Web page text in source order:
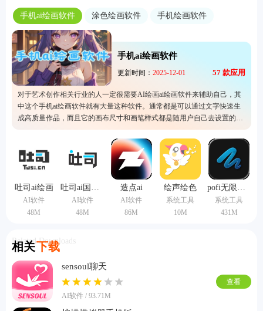
手机ai绘画软件 涂色绘画软件 手机绘画软件
手机ai绘画软件
更新时间： 2025-12-01 57 款应用
对于艺术创作相关行业的人一定很需要AI绘画ai绘画软件来辅助自己，其
中这个手机ai绘画软件就有大量这种软件。通常都是可以通过文字快速生
成高质量作品，而且它的画布尺寸和画笔样式都是随用户自己去设置的，
自己的绘画效率瞬间得到大幅度提升。不管是初学者还是资深人士都很适
合使用这里的应用，主要是能得到足够的灵感。
吐司ai绘画
AI软件
48M
吐司ai国际版
AI软件
48M
造点ai
AI软件
86M
绘声绘色
系统工具
10M
pofi无限绘画
系统工具
431M
相关下载
Related Downloads
sensoul聊天
AI软件 / 93.71M
查看